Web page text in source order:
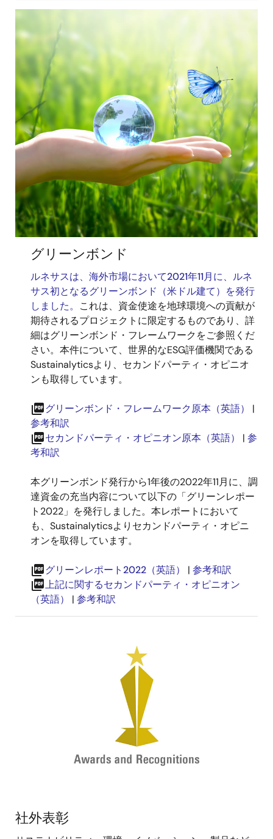
画
像
グリーンボンド
ルネサスは、海外市場において2021年11月に、ルネ
サス初となるグリーンボンド（米ドル建て）を発行
しました。 これは、資金使途を地球環境への貢献が
期待されるプロジェクトに限定するものであり、詳
細はグリーンボンド・フレームワークをご参照くだ
さい。本件について、世界的なESG評価機関である
Sustainalyticsより、セカンドパーティ・オピニオ
ンも取得しています。
picture_as_pdfグリーンボンド・フレームワーク原本（英語）
|
参考和訳
picture_as_pdfセカンドパーティ・オピニオン原本（英語） | 参
考和訳
本グリーンボンド発行から1年後の2022年11月に、調
達資金の充当内容について以下の「グリーンレポー
ト2022」を発行しました。本レポートにおいて
も、Sustainalyticsよりセカンドパーティ・オピニ
オンを取得しています。
picture_as_pdfグリーンレポート2022（英語） | 参考和訳
picture_as_pdf上記に関するセカンドパーティ・オピニオン
（英語）
| 参考和訳
社外表彰